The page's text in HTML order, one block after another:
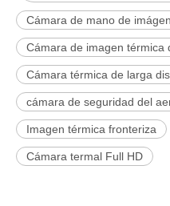
Cámara de mano de
Cámara de imagen térmica
Cámara térmica de larga
cámara de seguridad del
Imagen térmica fronteriza
Cámara termal Full HD